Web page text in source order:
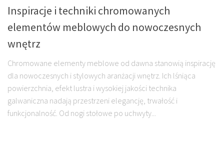
Inspiracje i techniki chromowanych
elementów meblowych do nowoczesnych
wnętrz
Chromowane elementy meblowe od dawna stanowią inspirację
dla nowoczesnych i stylowych aranżacji wnętrz. Ich lśniąca
powierzchnia, efekt lustra i wysokiej jakości technika
galwaniczna nadają przestrzeni elegancję, trwałość i
funkcjonalność. Od nogi stołowe po uchwyty...